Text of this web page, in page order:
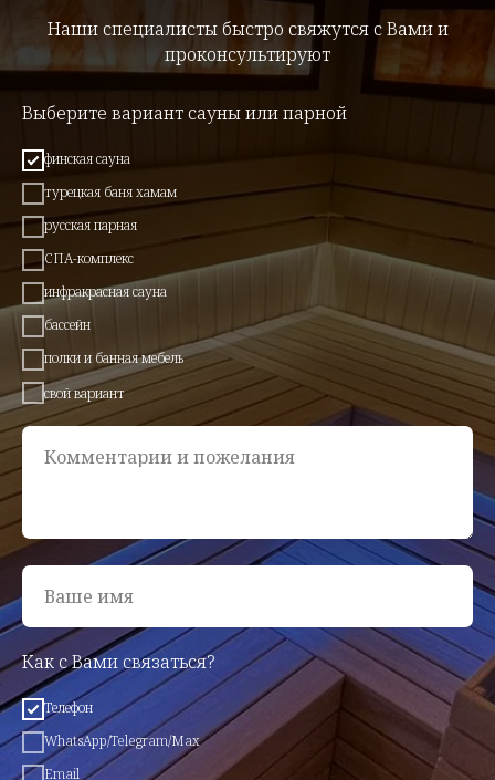
Наши специалисты быстро свяжутся с Вами и
проконсультируют
Выберите вариант сауны или парной
финская сауна
турецкая баня хамам
русская парная
СПА-комплекс
инфракрасная сауна
бассейн
полки и банная мебель
свой вариант
Комментарии и пожелания
Ваше имя
Как с Вами связаться?
Телефон
WhatsApp/Telegram/Max
Email